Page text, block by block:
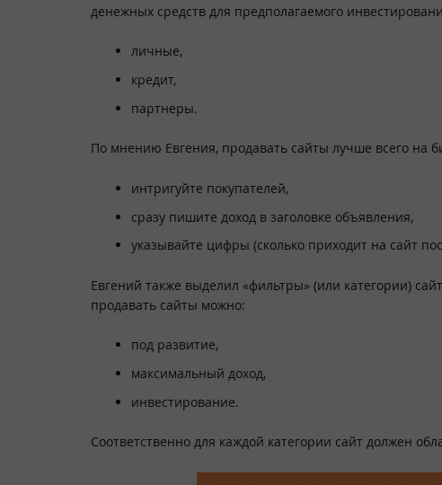
денежных средств для предполагаемого
личные,
кредит,
партнеры.
По мнению Евгения, продавать сайты лучше всего на
интригуйте покупателей,
сразу пишите доход в заголовке объявления,
указывайте цифры (сколько приходит на сайт
Евгений также выделил «фильтры» (или категории)
продавать сайты можно:
под развитие,
максимальный доход,
инвестирование.
Соответственно для каждой категории сайт должен